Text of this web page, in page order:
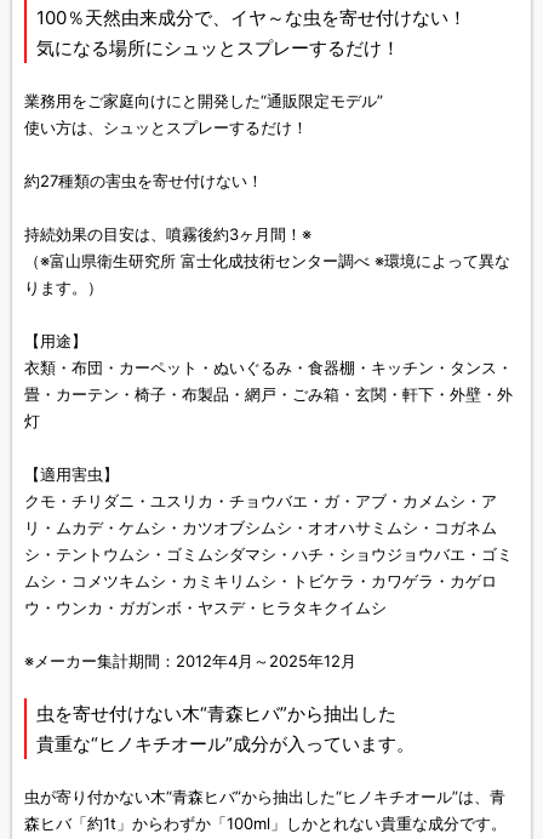
100％天然由来成分で、イヤ～な虫を寄せ付けない！
気になる場所にシュッとスプレーするだけ！
業務用をご家庭向けにと開発した“通販限定モデル”
使い方は、シュッとスプレーするだけ！
約27種類の害虫を寄せ付けない！
持続効果の目安は、噴霧後約3ヶ月間！※
（※富山県衛生研究所 富士化成技術センター調べ ※環境によって異な
ります。）
【用途】
衣類・布団・カーペット・ぬいぐるみ・食器棚・キッチン・タンス・
畳・カーテン・椅子・布製品・網戸・ごみ箱・玄関・軒下・外壁・外
灯
【適用害虫】
クモ・チリダニ・ユスリカ・チョウバエ・ガ・アブ・カメムシ・ア
リ・ムカデ・ケムシ・カツオブシムシ・オオハサミムシ・コガネム
シ・テントウムシ・ゴミムシダマシ・ハチ・ショウジョウバエ・ゴミ
ムシ・コメツキムシ・カミキリムシ・トビケラ・カワゲラ・カゲロ
ウ・ウンカ・ガガンボ・ヤスデ・ヒラタキクイムシ
※メーカー集計期間：2012年4月～2025年12月
虫を寄せ付けない木“青森ヒバ”から抽出した
貴重な“ヒノキチオール”成分が入っています。
虫が寄り付かない木“青森ヒバ”から抽出した“ヒノキチオール”は、青
森ヒバ「約1t」からわずか「100ml」しかとれない貴重な成分です。